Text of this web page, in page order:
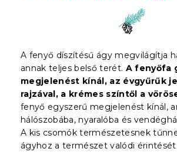
A fenyő díszítésű ágy megvilágítja
annak teljes belső terét. A fenyőfa
megjelenést kínál, az évgyűrűk
rajzával, a krémes színtől a
fenyő egyszerű megjelenést kínál,
hálószobába, nyaralóba és
A kis csomók természetesnek
ágyhoz a természet valódi érintését